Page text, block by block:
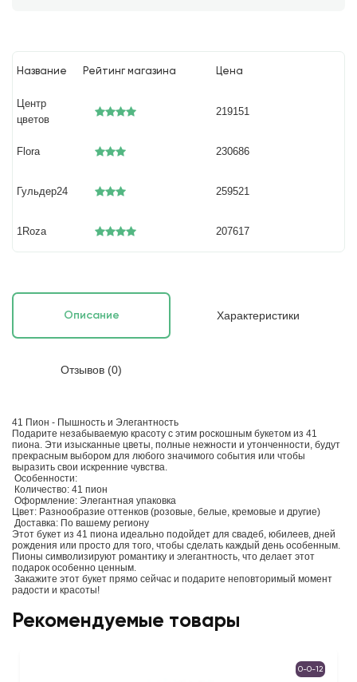
Название Рейтинг магазина Цена
Центр
цветов
219151
Flora 230686
Гульдер24 259521
1Roza 207617
Описание Характеристики
Отзывов (0)
41 Пион - Пышность и Элегантность
Подарите незабываемую красоту с этим роскошным букетом из 41
пиона. Эти изысканные цветы, полные нежности и утонченности, будут
прекрасным выбором для любого значимого события или чтобы
выразить свои искренние чувства.
Особенности:
Количество: 41 пион
Оформление: Элегантная упаковка
Цвет: Разнообразие оттенков (розовые, белые, кремовые и другие)
Доставка: По вашему региону
Этот букет из 41 пиона идеально подойдет для свадеб, юбилеев, дней
рождения или просто для того, чтобы сделать каждый день особенным.
Пионы символизируют романтику и элегантность, что делает этот
подарок особенно ценным.
Закажите этот букет прямо сейчас и подарите неповторимый момент
радости и красоты!
Рекомендуемые товары
0-0-12